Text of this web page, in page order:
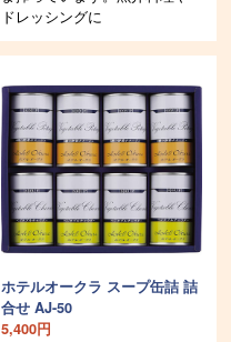
ドレッシングに
ホテルオークラ スープ缶詰 詰
合せ AJ-50
5,400円